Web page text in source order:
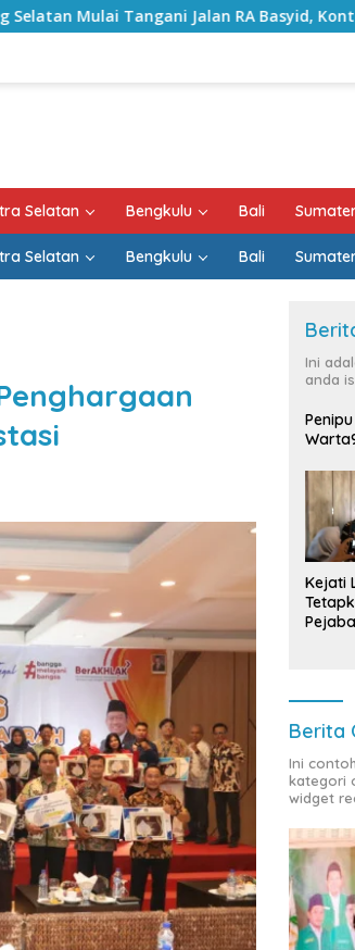
RA Basyid, Kontrak Proyek Sudah
Selatan Bengkulu Bali
Selatan Bengkulu Bali
Ini
anda
Kejati
Berita
Ini
kategori
widget